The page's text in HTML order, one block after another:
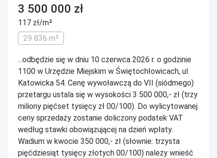
3 500 000 zł
117 zł/m²
29 836 m²
...odbędzie się w dniu 10 czerwca 2026 r. o godzinie
1100 w Urzędzie Miejskim w Świętochłowicach, ul.
Katowicka 54. Cenę wywoławczą do VII (siódmego)
przetargu ustala się w wysokości 3 500 000,- zł (trzy
miliony pięćset tysięcy zł 00/100). Do wylicytowanej
ceny sprzedaży zostanie doliczony podatek VAT
według stawki obowiązującej na dzień wpłaty.
Wadium w kwocie 350 000,- zł (słownie: trzysta
pięćdziesiąt tysięcy złotych 00/100) należy wnieść